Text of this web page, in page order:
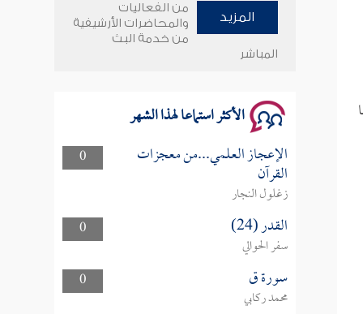
سلسلة محاضرات نفحات رمضانية
1444هـ
المزيد
من الفعاليات
والمحاضرات الأرشيفية
من خدمة البث
المباشر
الأكثر استماعا لهذا الشهر
0 الإعجاز العلمي...من معجزات
القرآن
زغلول النجار
0
القدر (24)
سفر الحوالي
0
سورة ق
محمد ركابي